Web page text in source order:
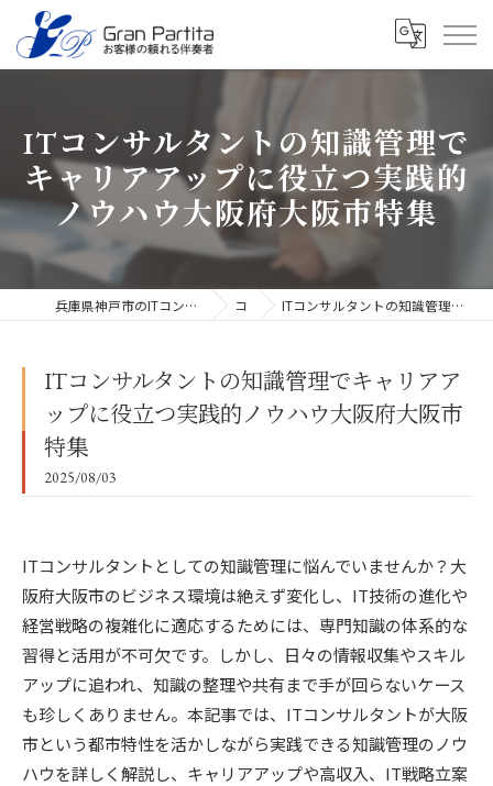
ITコンサルタントの知識管理で
キャリアアップに役立つ実践的
ノウハウ大阪府大阪市特集
兵庫県神戸市のITコンサルタントなら合同会社グラン・パルティータ コラム ITコンサルタントの知識管理でキャリアアップに役立つ実践的ノウハウ大阪府大阪市特集
ITコンサルタントの知識管理でキャリアア
ップに役立つ実践的ノウハウ大阪府大阪市
特集
2025/08/03
ITコンサルタントとしての知識管理に悩んでいませんか？大
阪府大阪市のビジネス環境は絶えず変化し、IT技術の進化や
経営戦略の複雑化に適応するためには、専門知識の体系的な
習得と活用が不可欠です。しかし、日々の情報収集やスキル
アップに追われ、知識の整理や共有まで手が回らないケース
も珍しくありません。本記事では、ITコンサルタントが大阪
市という都市特性を活かしながら実践できる知識管理のノウ
ハウを詳しく解説し、キャリアアップや高収入、IT戦略立案